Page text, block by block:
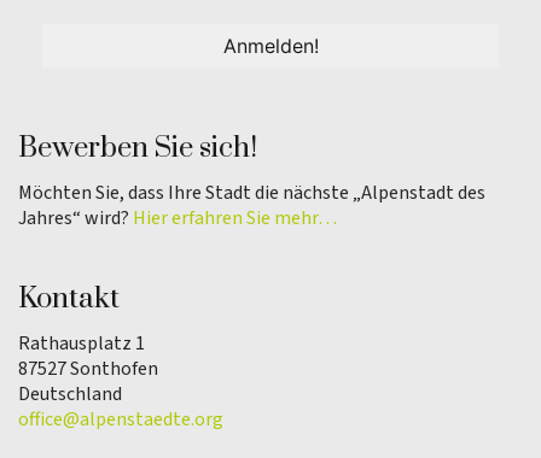
Bewerben Sie sich!
Möchten Sie, dass Ihre Stadt die nächste „Alpenstadt des
Jahres“ wird? Hier erfahren Sie mehr…
Kontakt
Rathausplatz 1
87527 Sonthofen
Deutschland
office@alpenstaedte.org